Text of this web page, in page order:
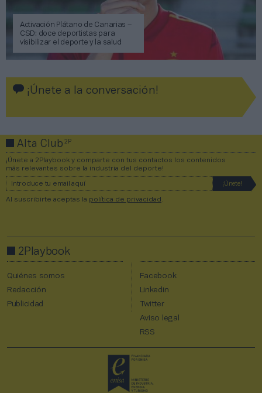
Activación Plátano de Canarias –
CSD: doce deportistas para
visibilizar el deporte y la salud
¡Únete a la conversación!
Alta Club2P
¡Únete a 2Playbook y comparte con tus contactos los contenidos
más relevantes sobre la industria del deporte!
Al suscribirte aceptas la política de privacidad .
2Playbook
Quiénes somos
Redacción
Publicidad
Facebook
Linkedin
Twitter
Aviso legal
RSS